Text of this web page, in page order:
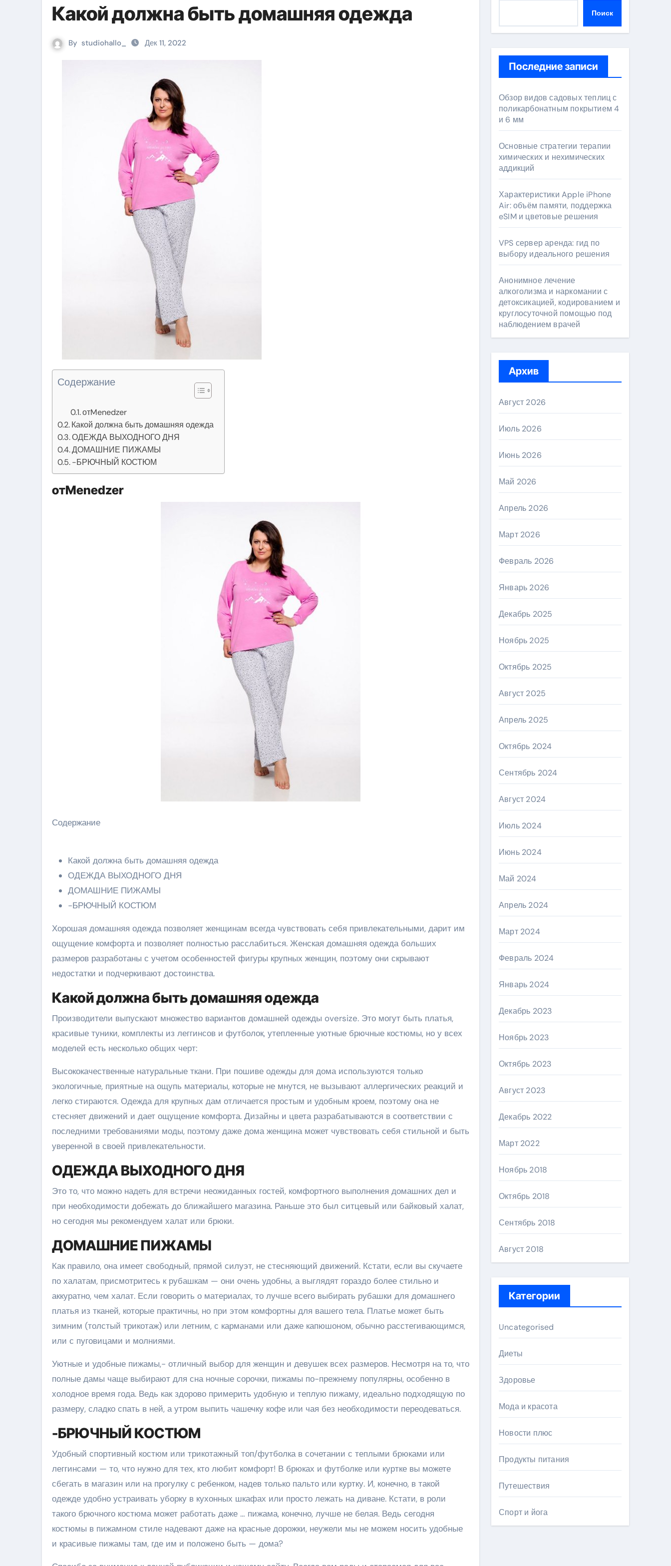
Какой должна быть домашняя одежда
By studiohallo_ Дек 11, 2022
Содержание
отMenedzer
Какой должна быть домашняя одежда
ОДЕЖДА ВЫХОДНОГО ДНЯ
ДОМАШНИЕ ПИЖАМЫ
-БРЮЧНЫЙ КОСТЮМ
отMenedzer
Содержание
Какой должна быть домашняя одежда
ОДЕЖДА ВЫХОДНОГО ДНЯ
ДОМАШНИЕ ПИЖАМЫ
-БРЮЧНЫЙ КОСТЮМ
Хорошая домашняя одежда позволяет женщинам всегда чувствовать себя привлекательными, дарит им
ощущение комфорта и позволяет полностью расслабиться. Женская домашняя одежда больших
размеров разработаны с учетом особенностей фигуры крупных женщин, поэтому они скрывают
недостатки и подчеркивают достоинства.
Какой должна быть домашняя одежда
Производители выпускают множество вариантов домашней одежды oversize. Это могут быть платья,
красивые туники, комплекты из леггинсов и футболок, утепленные уютные брючные костюмы, но у всех
моделей есть несколько общих черт:
Высококачественные натуральные ткани. При пошиве одежды для дома используются только
экологичные, приятные на ощупь материалы, которые не мнутся, не вызывают аллергических реакций и
легко стираются. Одежда для крупных дам отличается простым и удобным кроем, поэтому она не
стесняет движений и дает ощущение комфорта. Дизайны и цвета разрабатываются в соответствии с
последними требованиями моды, поэтому даже дома женщина может чувствовать себя стильной и быть
уверенной в своей привлекательности.
ОДЕЖДА ВЫХОДНОГО ДНЯ
Это то, что можно надеть для встречи неожиданных гостей, комфортного выполнения домашних дел и
при необходимости добежать до ближайшего магазина. Раньше это был ситцевый или байковый халат,
но сегодня мы рекомендуем халат или брюки.
ДОМАШНИЕ ПИЖАМЫ
Как правило, она имеет свободный, прямой силуэт, не стесняющий движений. Кстати, если вы скучаете
по халатам, присмотритесь к рубашкам — они очень удобны, а выглядят гораздо более стильно и
аккуратно, чем халат. Если говорить о материалах, то лучше всего выбирать рубашки для домашнего
платья из тканей, которые практичны, но при этом комфортны для вашего тела. Платье может быть
зимним (толстый трикотаж) или летним, с карманами или даже капюшоном, обычно расстегивающимся,
или с пуговицами и молниями.
Уютные и удобные пижамы,- отличный выбор для женщин и девушек всех размеров. Несмотря на то, что
полные дамы чаще выбирают для сна ночные сорочки, пижамы по-прежнему популярны, особенно в
холодное время года. Ведь как здорово примерить удобную и теплую пижаму, идеально подходящую по
размеру, сладко спать в ней, а утром выпить чашечку кофе или чая без необходимости переодеваться.
-БРЮЧНЫЙ КОСТЮМ
Удобный спортивный костюм или трикотажный топ/футболка в сочетании с теплыми брюками или
леггинсами — то, что нужно для тех, кто любит комфорт! В брюках и футболке или куртке вы можете
сбегать в магазин или на прогулку с ребенком, надев только пальто или куртку. И, конечно, в такой
одежде удобно устраивать уборку в кухонных шкафах или просто лежать на диване. Кстати, в роли
такого брючного костюма может работать даже … пижама, конечно, лучше не белая. Ведь сегодня
костюмы в пижамном стиле надевают даже на красные дорожки, неужели мы не можем носить удобные
и красивые пижамы там, где им и положено быть — дома?
Поиск
Последние записи
Обзор видов садовых теплиц с
поликарбонатным покрытием 4
и 6 мм
Основные стратегии терапии
химических и нехимических
аддикций
Характеристики Apple iPhone
Air: объём памяти, поддержка
eSIM и цветовые решения
VPS сервер аренда: гид по
выбору идеального решения
Анонимное лечение
алкоголизма и наркомании с
детоксикацией, кодированием и
круглосуточной помощью под
наблюдением врачей
Архив
Август 2026
Июль 2026
Июнь 2026
Май 2026
Апрель 2026
Март 2026
Февраль 2026
Январь 2026
Декабрь 2025
Ноябрь 2025
Октябрь 2025
Август 2025
Апрель 2025
Октябрь 2024
Сентябрь 2024
Август 2024
Июль 2024
Июнь 2024
Май 2024
Апрель 2024
Март 2024
Февраль 2024
Январь 2024
Декабрь 2023
Ноябрь 2023
Октябрь 2023
Август 2023
Декабрь 2022
Март 2022
Ноябрь 2018
Октябрь 2018
Сентябрь 2018
Август 2018
Категории
Uncategorised
Диеты
Здоровье
Мода и красота
Новости плюс
Продукты питания
Путешествия
Спорт и йога